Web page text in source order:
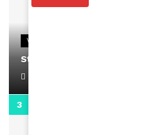
VIDEOS
Stacy passe un message